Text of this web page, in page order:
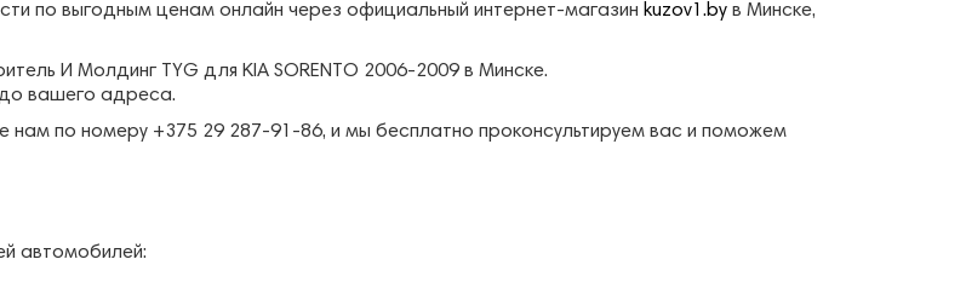
по выгодным ценам онлайн через официальный интернет-магазин kuzov1.by в Минске,
И Молдинг TYG для KIA SORENTO 2006-2009 в Минске.
вашего адреса.
нам по номеру +375 29 287-91-86, и мы бесплатно проконсультируем вас и поможем
автомобилей: